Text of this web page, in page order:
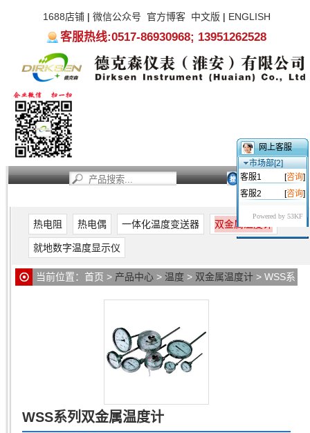
1688店铺| 微信公众号 官方博客 中文版 | ENGLISH
客服热线:0517-86930968; 13951262528
热电阻 热电偶 一体化温度变送器 双金属温度计
就地数字温度显示仪
当前位置： 首页 > 产品中心 > 温度 > 双金属温度计 > WSS系
WSS系列双金属温度计
网上客服
市场部[2]
客服1
[咨询]
客服2
[咨询]
Powered by 53KF